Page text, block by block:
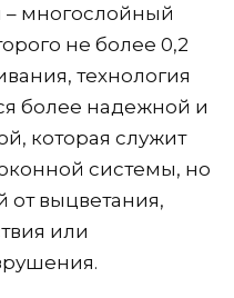
многослойный
не более 0,2
технология
более надежной и
которая служит
системы, но
выцветания,
или